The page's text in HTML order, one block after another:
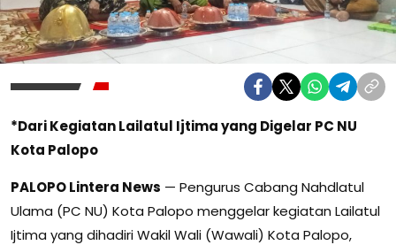
*Dari Kegiatan Lailatul Ijtima yang Digelar PC NU
Kota Palopo
PALOPO Lintera News — Pengurus Cabang Nahdlatul
Ulama (PC NU) Kota Palopo menggelar kegiatan Lailatul
Ijtima yang dihadiri Wakil Wali (Wawali) Kota Palopo,